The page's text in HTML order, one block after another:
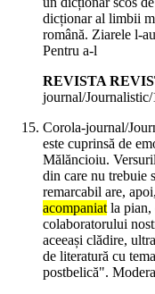
dicționar al limbii
română. Ziarele l-
Pentru a-l
REVISTA
journal/
Corola-journal/
este cuprinsă de
Mălăncioiu.
din care nu trebuie
remarcabil are,
acompaniatla pian,
colaboratorului
aceeași clădire,
de literatură cu
postbelică".